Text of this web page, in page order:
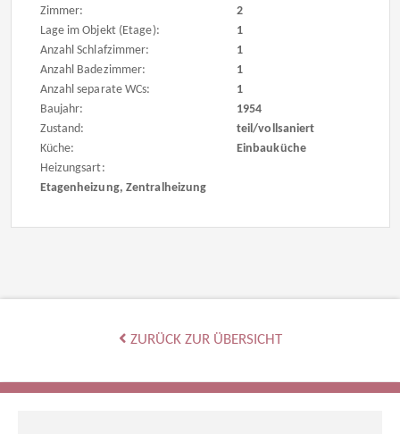
Zimmer:
2
Lage im Objekt (Etage):
1
Anzahl Schlafzimmer:
1
Anzahl Badezimmer:
1
Anzahl separate WCs:
1
Baujahr:
1954
Zustand:
teil/vollsaniert
Küche:
Einbauküche
Heizungsart:
Etagenheizung, Zentralheizung
ZURÜCK ZUR ÜBERSICHT